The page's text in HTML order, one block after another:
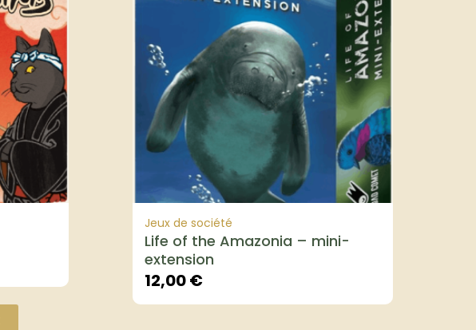
Jeux de société
Life of the Amazonia – mini-
extension
12,00€